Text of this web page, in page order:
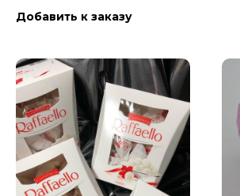
Добавить к заказу